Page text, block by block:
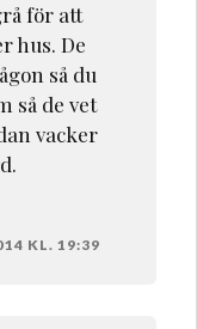
för att
hus. De
så du
så de vet
vacker
KL. 19:39